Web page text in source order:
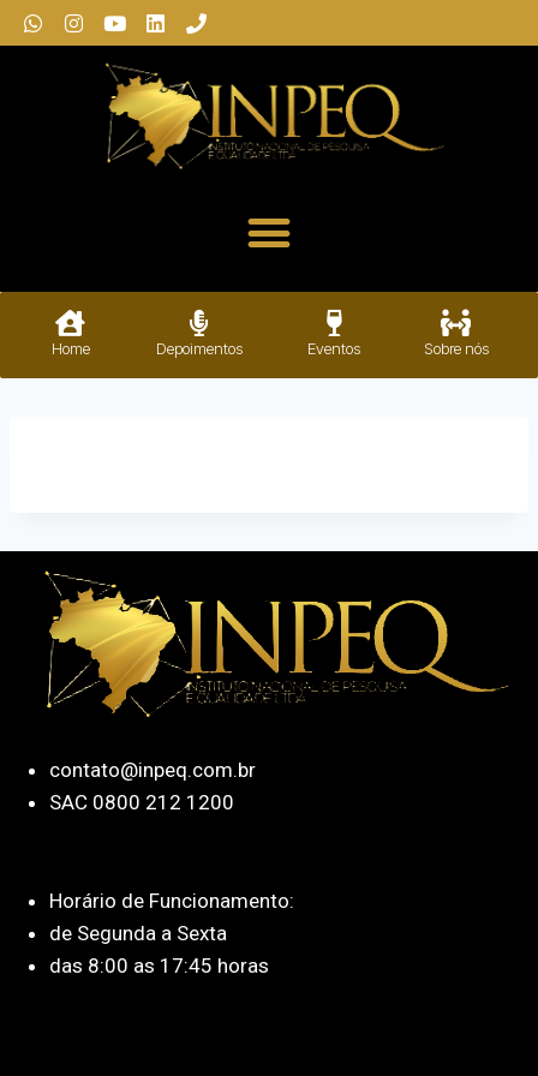
Home Depoimentos Eventos Sobre nós
contato@inpeq.com.br
SAC 0800 212 1200
Horário de Funcionamento:
de Segunda a Sexta
das 8:00 as 17:45 horas